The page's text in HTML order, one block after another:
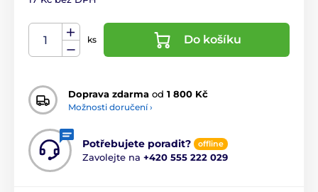
ks Do košíku
Doprava zdarma od 1 800 Kč
Možnosti doručení ›
Potřebujete poradit? offline
Zavolejte na +420 555 222 029